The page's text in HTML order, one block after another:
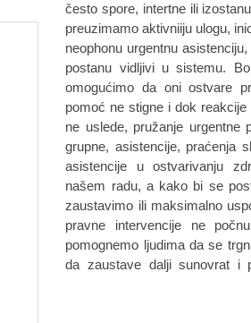
često spore, intertne ili
preuzimamo aktivniiju ulogu,
neophonu urgentnu
postanu vidljivi u sistemu.
omogućimo da oni ostvare
pomoć ne stigne i dok
ne uslede, pružanje urgentne
grupne, asistencije, praćenja
asistencije u ostvarivanju
našem radu, a kako bi se
zaustavimo ili maksimalno
pravne intervencije ne
pomognemo ljudima da se
da zaustave dalji sunovrat i